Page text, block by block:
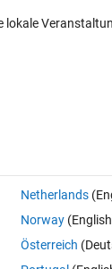
some-issues-
the n number
Netherlands
Norway
Österreich